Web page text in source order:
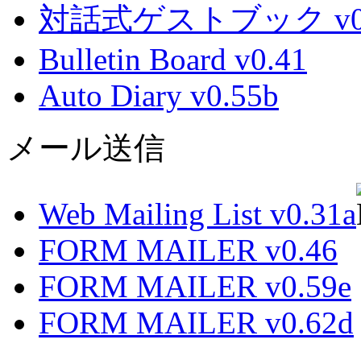
対話式ゲストブック
Bulletin Board v0.41
Auto Diary v0.55b
メール送信
Web Mailing List v0.31a
FORM MAILER v0.46
FORM MAILER v0.59e
FORM MAILER v0.62d